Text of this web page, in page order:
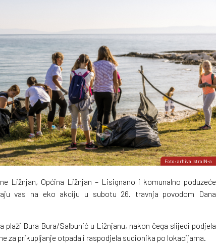
Foto: arhiva IstraIN-a
Ližnjan, Općina Ližnjan – Lisignano i komunalno poduzeće
vas na eko akciju u subotu 26. travnja povodom Dana
plaži Bura Bura/Salbunić u Ližnjanu, nakon čega slijedi podjela
za prikupljanje otpada i raspodjela sudionika po lokacijama.